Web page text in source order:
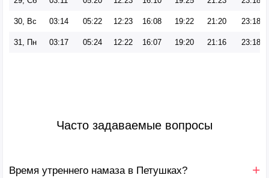
30, Вс 03:14 05:22 12:23 16:08 19:22 21:20 23:18
31, Пн 03:17 05:24 12:22 16:07 19:20 21:16 23:18
Часто задаваемые вопросы
Время утреннего намаза в Петушках?